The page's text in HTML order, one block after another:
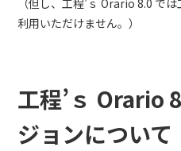
（但し、工程’ｓ Orario 8.0 で
利用いただけません。）
工程’ｓ Orario
ジョンについて